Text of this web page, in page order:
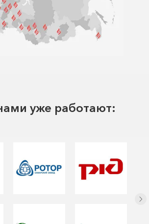
уже работают: